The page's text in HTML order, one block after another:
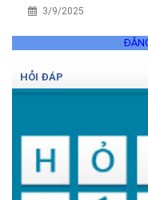
3/9/2025
HỎI ĐÁP